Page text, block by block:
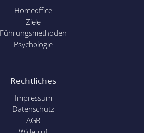
Homeoffice
Ziele
Führungsmethoden
Psychologie
Rechtliches
Impressum
Datenschutz
AGB